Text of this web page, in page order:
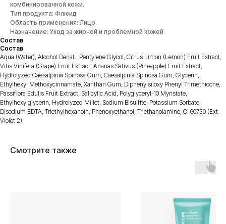
комбинированной кожи.
Тип продукта: Флюид
Область применения: Лицо
Назначение: Уход за жирной и проблемной кожей
Состав
Состав
Aqua (Water), Alcohol Denat., Pentylene Glycol, Citrus Limon (Lemon) Fruit Extract,
Vitis Vinifera (Grape) Fruit Extract, Ananas Sativus (Pineapple) Fruit Extract,
Hydrolyzed Caesalpinia Spinosa Gum, Caesalpinia Spinosa Gum, Glycerin,
Ethylhexyl Methoxycinnamate, Xanthan Gum, Diphenylsiloxy Phenyl Trimethicone,
Passiflora Edulis Fruit Extract, Salicylic Acid, Polyglyceryl-10 Myristate,
Ethylhexylglycerin, Hydrolyzed Millet, Sodium Bisulfite, Potassium Sorbate,
Disodium EDTA, Triethylhexanoin, Phenoxyethanol, Triethanolamine, CI 60730 (Ext.
Violet 2).
Смотрите также